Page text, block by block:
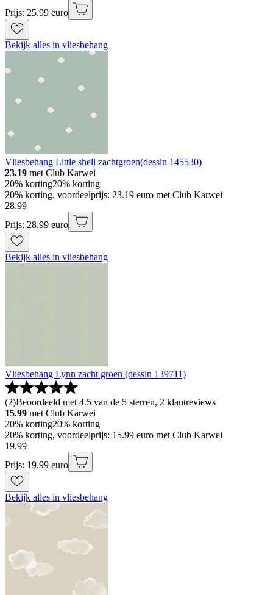
Prijs: 25.99 euro
Bekijk alles in vliesbehang
Vliesbehang Little shell zachtgroen(dessin 145530)
23.19 met Club Karwei
20% korting20% korting
20% korting, voordeelprijs: 23.19 euro met Club Karwei
28.99
Prijs: 28.99 euro
Bekijk alles in vliesbehang
Vliesbehang Lynn zacht groen (dessin 139711)
(2)Beoordeeld met 4.5 van de 5 sterren, 2 klantreviews
15.99 met Club Karwei
20% korting20% korting
20% korting, voordeelprijs: 15.99 euro met Club Karwei
19.99
Prijs: 19.99 euro
Bekijk alles in vliesbehang